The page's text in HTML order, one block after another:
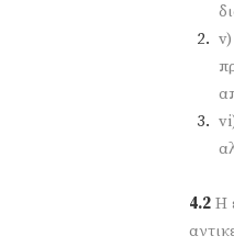
v)
4.2 Η